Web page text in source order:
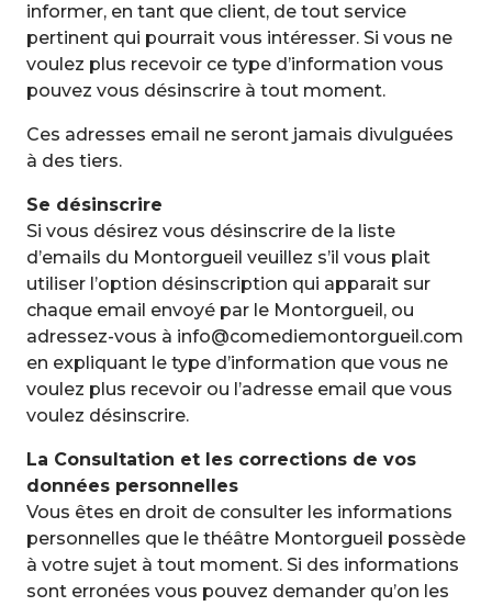
informer, en tant que client, de tout service
pertinent qui pourrait vous intéresser. Si vous ne
voulez plus recevoir ce type d’information vous
pouvez vous désinscrire à tout moment.
Ces adresses email ne seront jamais divulguées
à des tiers.
Se désinscrire
Si vous désirez vous désinscrire de la liste
d’emails du Montorgueil veuillez s’il vous plait
utiliser l’option désinscription qui apparait sur
chaque email envoyé par le Montorgueil, ou
adressez-vous à info@comediemontorgueil.com
en expliquant le type d’information que vous ne
voulez plus recevoir ou l’adresse email que vous
voulez désinscrire.
La Consultation et les corrections de vos
données personnelles
Vous êtes en droit de consulter les informations
personnelles que le théâtre Montorgueil possède
à votre sujet à tout moment. Si des informations
sont erronées vous pouvez demander qu’on les